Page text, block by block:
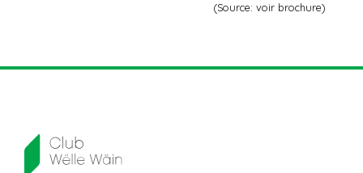
(Source: voir brochure)